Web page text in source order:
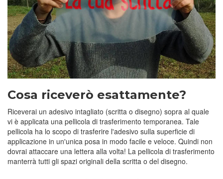
Cosa riceverò esattamente?
Riceverai un adesivo intagliato (scritta o disegno) sopra al quale
vi è applicata una pellicola di trasferimento temporanea. Tale
pellicola ha lo scopo di trasferire l'adesivo sulla superficie di
applicazione in un'unica posa in modo facile e veloce. Quindi non
dovrai attaccare una lettera alla volta! La pellicola di trasferimento
manterrà tutti gli spazi originali della scritta o del disegno.